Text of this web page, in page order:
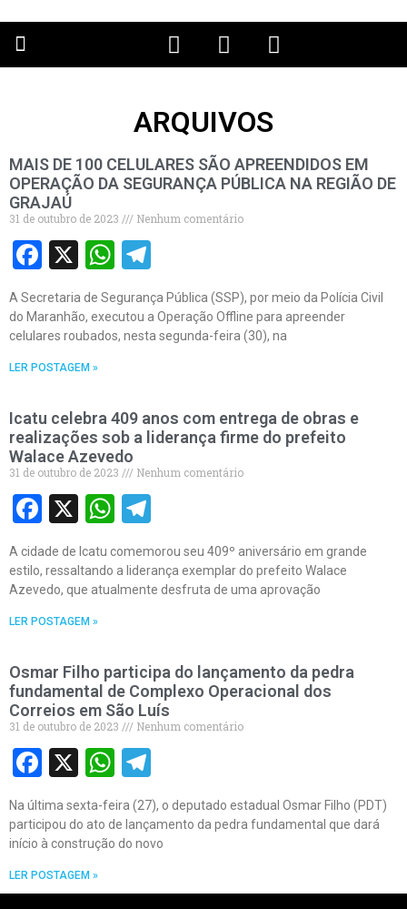
ARQUIVOS
MAIS DE 100 CELULARES SÃO APREENDIDOS EM
OPERAÇÃO DA SEGURANÇA PÚBLICA NA REGIÃO DE
GRAJAÚ
31 de outubro de 2023 Nenhum comentário
Facebook
X WhatsApp
A Secretaria de Segurança Pública (SSP), por meio da Polícia Civil
do Maranhão, executou a Operação Offline para apreender
celulares roubados, nesta segunda-feira (30), na
LER POSTAGEM »
Icatu celebra 409 anos com entrega de obras e
realizações sob a liderança firme do prefeito
Walace Azevedo
31 de outubro de 2023 Nenhum comentário
Facebook
X WhatsApp
A cidade de Icatu comemorou seu 409º aniversário em grande
estilo, ressaltando a liderança exemplar do prefeito Walace
Azevedo, que atualmente desfruta de uma aprovação
LER POSTAGEM »
Osmar Filho participa do lançamento da pedra
fundamental de Complexo Operacional dos
Correios em São Luís
31 de outubro de 2023 Nenhum comentário
Facebook
X WhatsApp
Na última sexta-feira (27), o deputado estadual Osmar Filho (PDT)
participou do ato de lançamento da pedra fundamental que dará
início à construção do novo
LER POSTAGEM »